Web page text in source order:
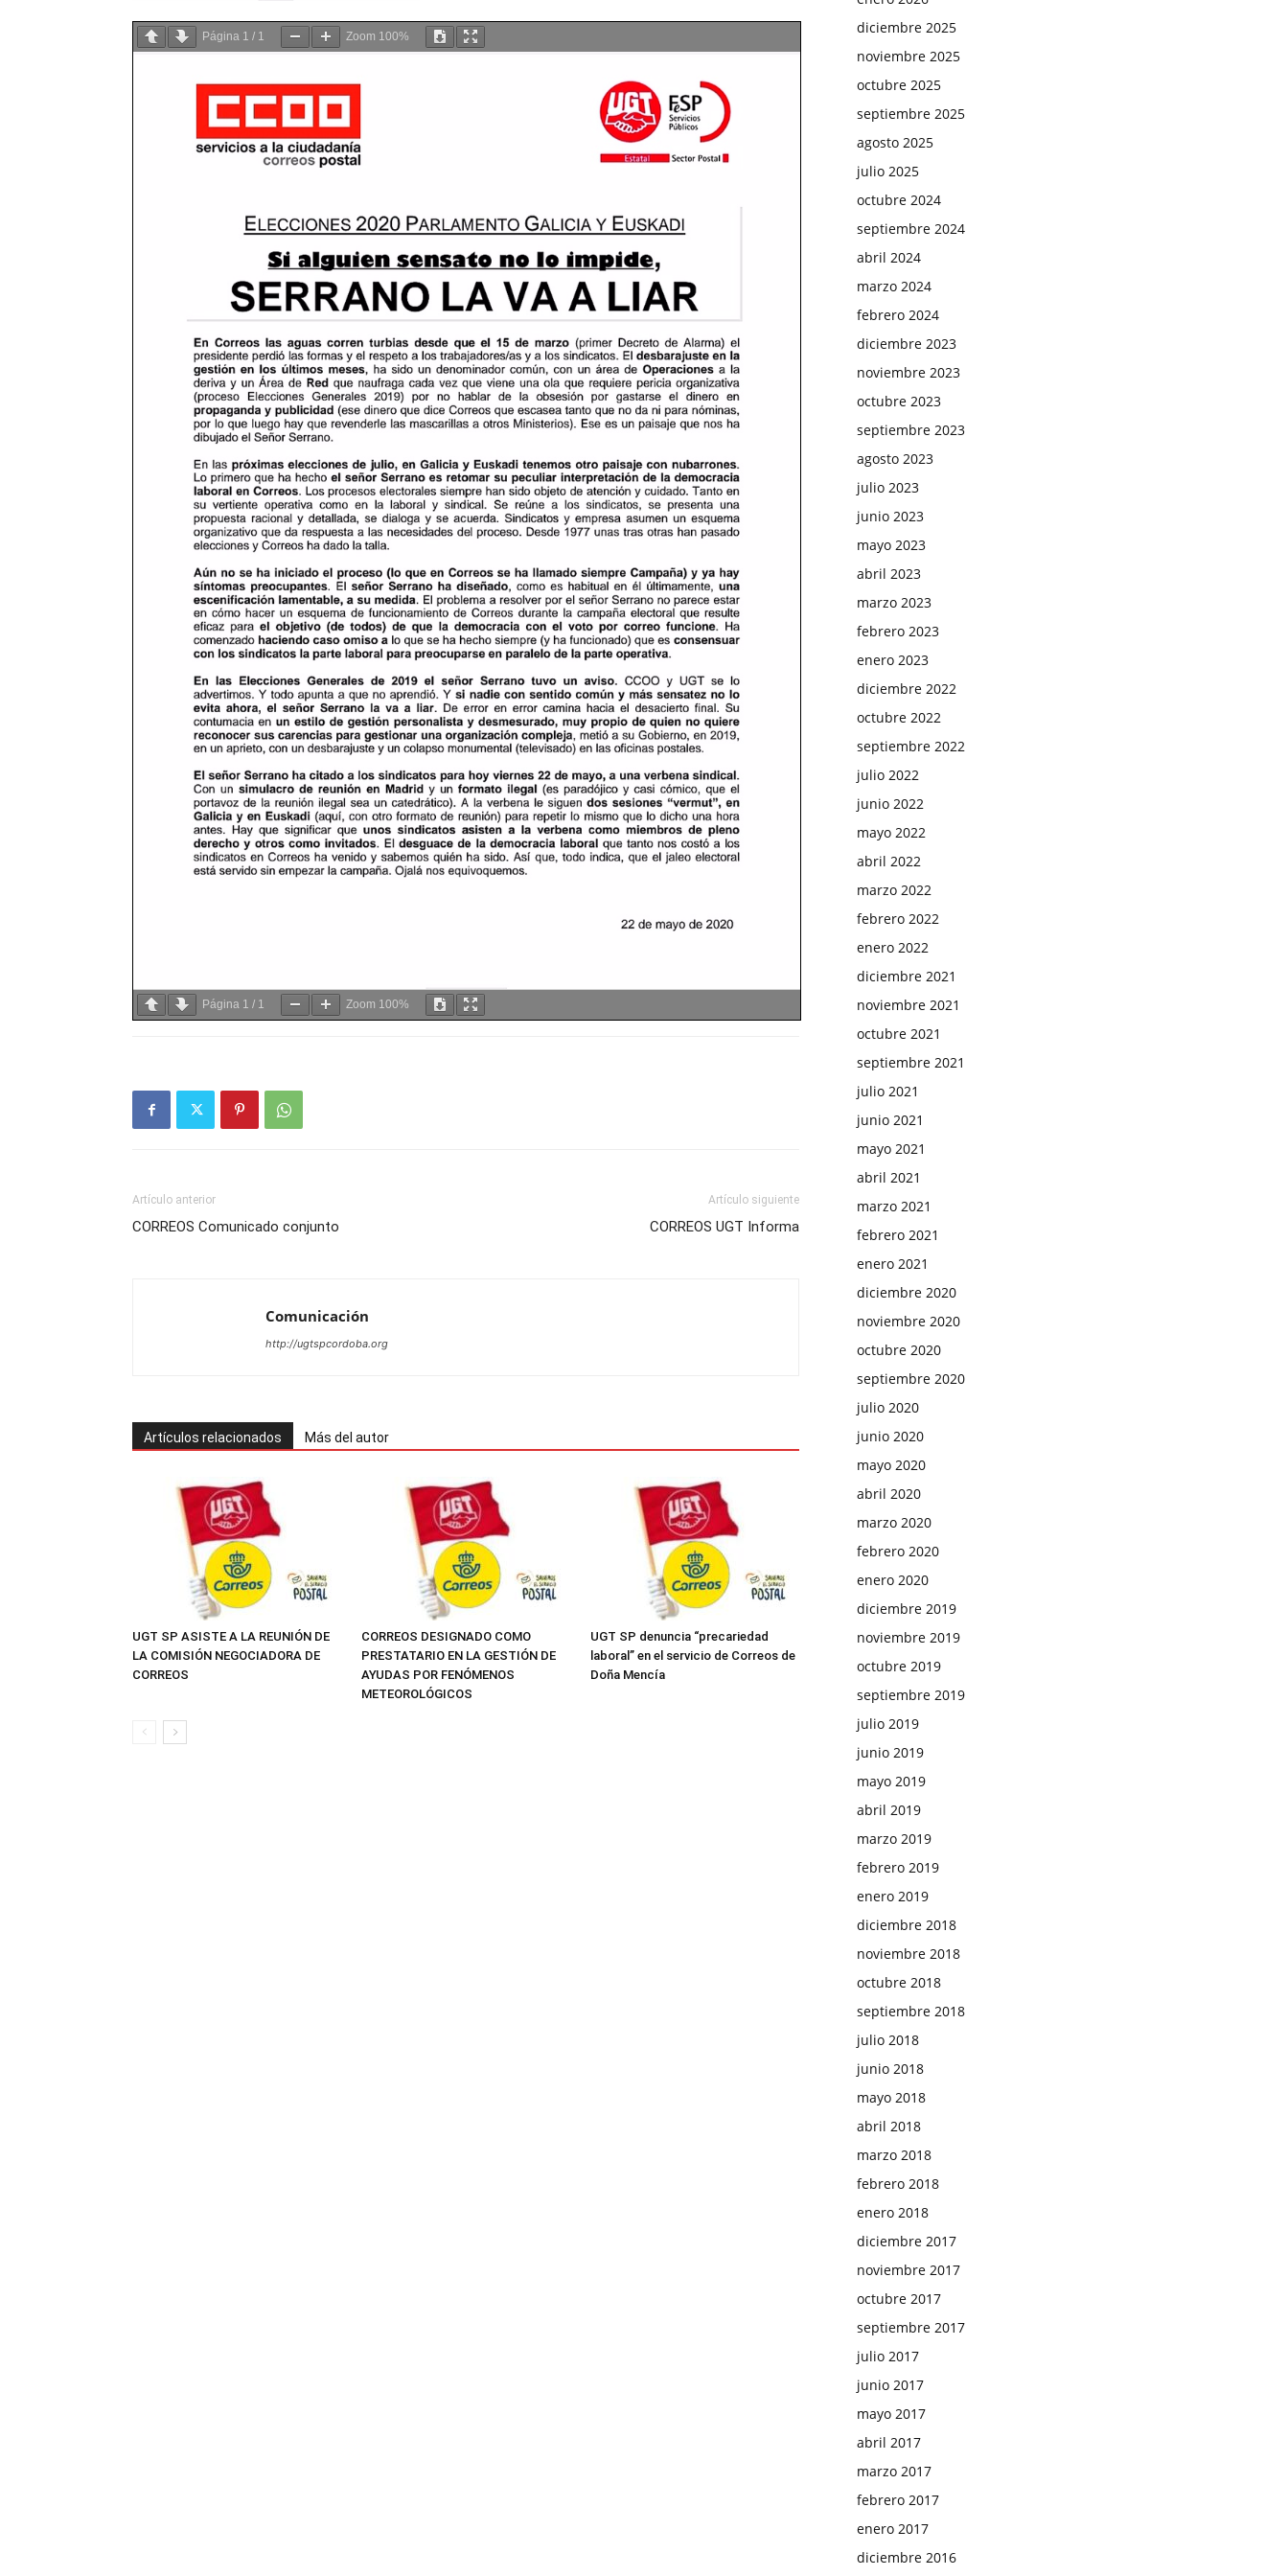
Página 1 / 1 Zoom 100%
Página 1 / 1 Zoom 100%
Artículo anterior
CORREOS Comunicado conjunto
Artículo siguiente
CORREOS UGT Informa
Comunicación
http://ugtspcordoba.org
Artículos relacionados Más del autor
UGT SP ASISTE A LA REUNIÓN DE
LA COMISIÓN NEGOCIADORA DE
CORREOS
CORREOS DESIGNADO COMO
PRESTATARIO EN LA GESTIÓN DE
AYUDAS POR FENÓMENOS
METEOROLÓGICOS
UGT SP denuncia “precariedad
laboral” en el servicio de Correos de
Doña Mencía
diciembre 2025
noviembre 2025
octubre 2025
septiembre 2025
agosto 2025
julio 2025
octubre 2024
septiembre 2024
abril 2024
marzo 2024
febrero 2024
diciembre 2023
noviembre 2023
octubre 2023
septiembre 2023
agosto 2023
julio 2023
junio 2023
mayo 2023
abril 2023
marzo 2023
febrero 2023
enero 2023
diciembre 2022
octubre 2022
septiembre 2022
julio 2022
junio 2022
mayo 2022
abril 2022
marzo 2022
febrero 2022
enero 2022
diciembre 2021
noviembre 2021
octubre 2021
septiembre 2021
julio 2021
junio 2021
mayo 2021
abril 2021
marzo 2021
febrero 2021
enero 2021
diciembre 2020
noviembre 2020
octubre 2020
septiembre 2020
julio 2020
junio 2020
mayo 2020
abril 2020
marzo 2020
febrero 2020
enero 2020
diciembre 2019
noviembre 2019
octubre 2019
septiembre 2019
julio 2019
junio 2019
mayo 2019
abril 2019
marzo 2019
febrero 2019
enero 2019
diciembre 2018
noviembre 2018
octubre 2018
septiembre 2018
julio 2018
junio 2018
mayo 2018
abril 2018
marzo 2018
febrero 2018
enero 2018
diciembre 2017
noviembre 2017
octubre 2017
septiembre 2017
julio 2017
junio 2017
mayo 2017
abril 2017
marzo 2017
febrero 2017
enero 2017
diciembre 2016